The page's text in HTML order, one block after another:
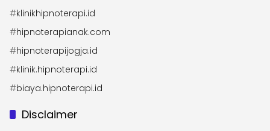
#klinikhipnoterapi.id
#hipnoterapianak.com
#hipnoterapijogja.id
#klinik.hipnoterapi.id
#biaya.hipnoterapi.id
Disclaimer